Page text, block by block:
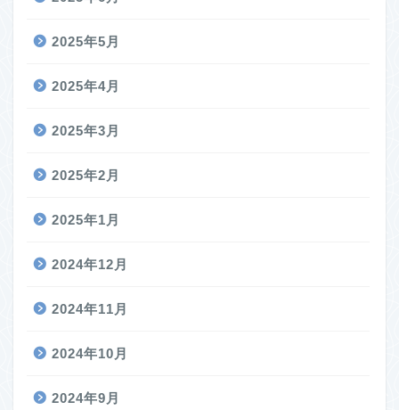
2025年5月
2025年4月
2025年3月
2025年2月
2025年1月
2024年12月
2024年11月
2024年10月
2024年9月